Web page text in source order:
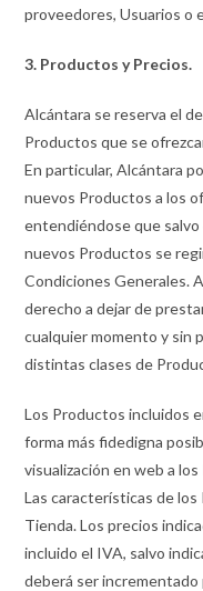
proveedores, Usuarios o
3. Productos y Precios.
Alcántara se reserva el
Productos que se
En particular, Alcántara
nuevos Productos a los
entendiéndose que
nuevos Productos se
Condiciones Generales.
derecho a dejar de
cualquier momento y sin
distintas clases de
Los Productos incluidos
forma más fidedigna
visualización en web a
Las características de
Tienda. Los precios
incluido el IVA, salvo
deberá ser